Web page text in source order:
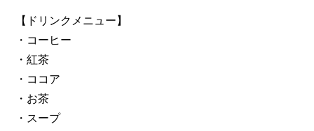
【ドリンクメニュー】
・コーヒー
・紅茶
・ココア
・お茶
・スープ